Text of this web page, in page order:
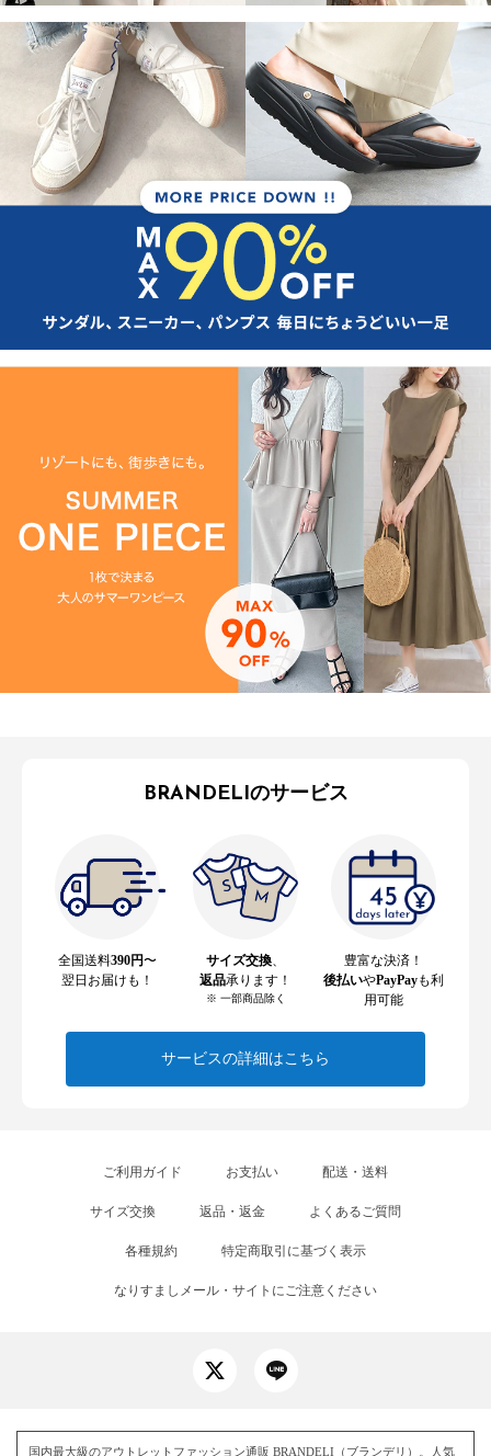
BRANDELIのサービス
全国送料390円〜
翌日お届けも！
サイズ交換、
返品承ります！
※ 一部商品除く
豊富な決済！
後払いやPayPayも利
用可能
サービスの詳細はこちら
ご利用ガイド お支払い 配送・送料
サイズ交換 返品・返金 よくあるご質問
各種規約 特定商取引に基づく表示
なりすましメール・サイトにご注意ください
国内最大級のアウトレットファッション通販 BRANDELI（ブランデリ）。人気